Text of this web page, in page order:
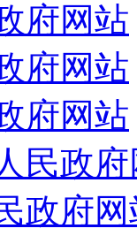
府网站
府网站
府网站
民政
政府网